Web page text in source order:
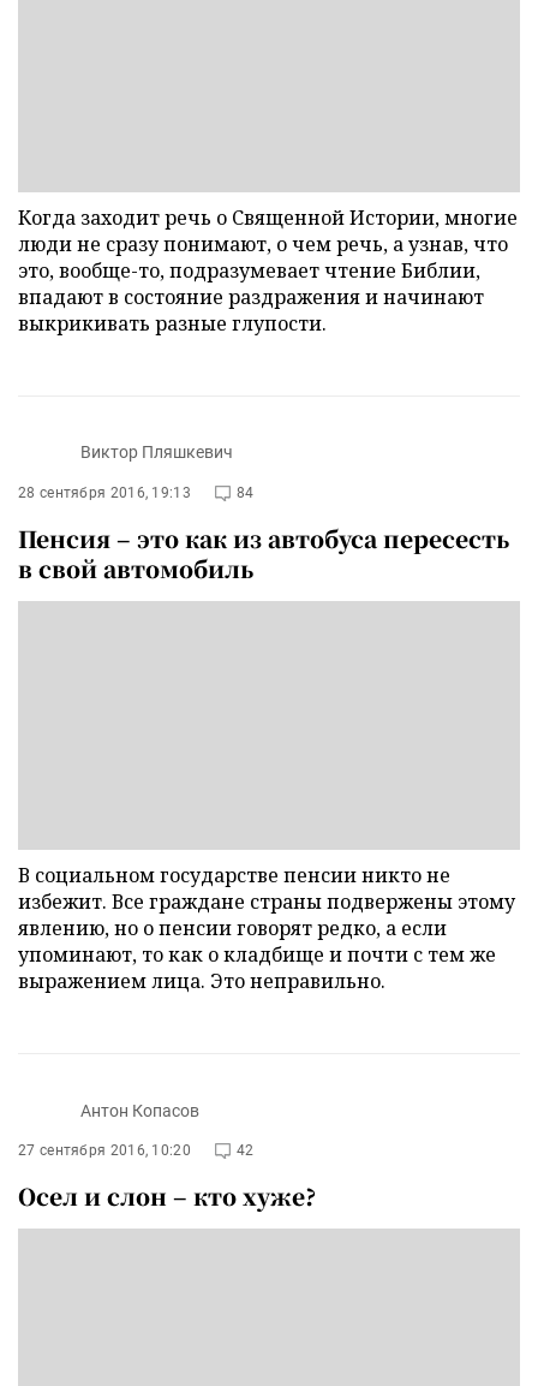
Когда заходит речь о Священной Истории, многие
люди не сразу понимают, о чем речь, а узнав, что
это, вообще-то, подразумевает чтение Библии,
впадают в состояние раздражения и начинают
выкрикивать разные глупости.
Виктор Пляшкевич
28 сентября 2016, 19:13 84
Пенсия – это как из автобуса пересесть
в свой автомобиль
В социальном государстве пенсии никто не
избежит. Все граждане страны подвержены этому
явлению, но о пенсии говорят редко, а если
упоминают, то как о кладбище и почти с тем же
выражением лица. Это неправильно.
Антон Копасов
27 сентября 2016, 10:20 42
Осел и слон – кто хуже?